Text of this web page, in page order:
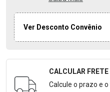
Ver Desconto Convênio
Formulário para
CALCULAR FRETE
Calcule o prazo e